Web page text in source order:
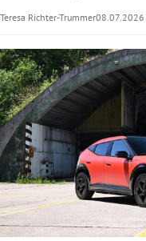
Teresa Richter-Trummer08.07.2026